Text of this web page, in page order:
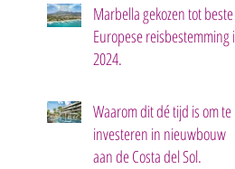
MARBELLA.
Marbella gekozen tot beste
Europese reisbestemming in
2024.
Waarom dit dé tijd is om te
investeren in nieuwbouw
aan de Costa del Sol.